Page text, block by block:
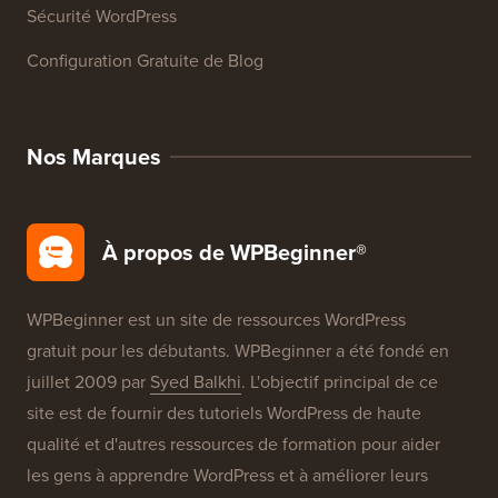
Sécurité WordPress
Configuration Gratuite de Blog
Nos Marques
À propos de WPBeginner®
WPBeginner est un site de ressources WordPress
gratuit pour les débutants. WPBeginner a été fondé en
juillet 2009 par Syed Balkhi. L'objectif principal de ce
site est de fournir des tutoriels WordPress de haute
qualité et d'autres ressources de formation pour aider
les gens à apprendre WordPress et à améliorer leurs